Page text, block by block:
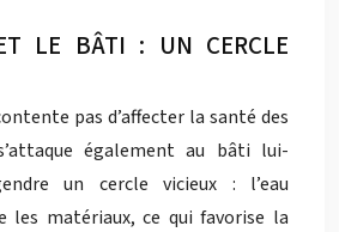
LE BÂTI : UN CERCLE
pas d’affecter la santé des
également au bâti lui-
un cercle vicieux : l’eau
les matériaux, ce qui favorise la